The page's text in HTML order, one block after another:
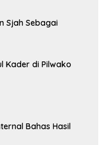
Sjah Sebagai
Kader di Pilwako
Bahas Hasil